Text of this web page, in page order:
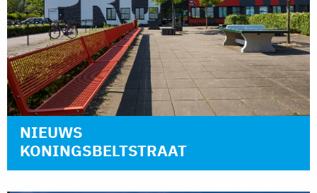
NIEUWS
KONINGSBELTSTRAAT